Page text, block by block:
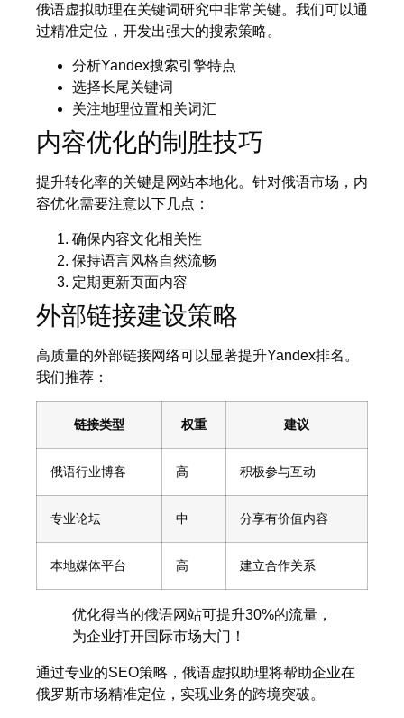
俄语虚拟助理在关键词研究中非常关键。我们可以通
过精准定位，开发出强大的搜索策略。
分析Yandex搜索引擎特点
选择长尾关键词
关注地理位置相关词汇
内容优化的制胜技巧
提升转化率的关键是网站本地化。针对俄语市场，内
容优化需要注意以下几点：
确保内容文化相关性
保持语言风格自然流畅
定期更新页面内容
外部链接建设策略
高质量的外部链接网络可以显著提升Yandex排名。
我们推荐：
链接类型 权重 建议
俄语行业博客 高 积极参与互动
专业论坛 中 分享有价值内容
本地媒体平台 高 建立合作关系
优化得当的俄语网站可提升30%的流量，
为企业打开国际市场大门！
通过专业的SEO策略，俄语虚拟助理将帮助企业在
俄罗斯市场精准定位，实现业务的跨境突破。